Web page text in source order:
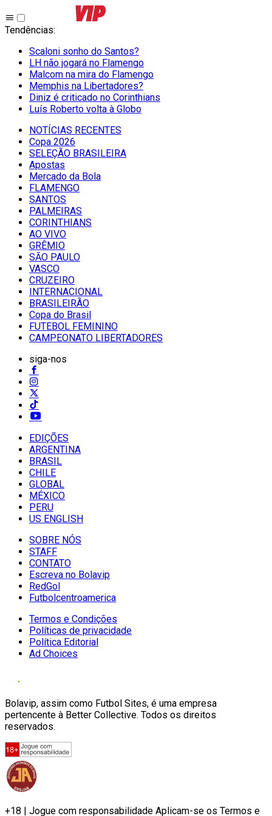
Tendências:
Scaloni sonho do Santos?
LH não jogará no Flamengo
Malcom na mira do Flamengo
Memphis na Libertadores?
Diniz é criticado no Corinthians
Luís Roberto volta à Globo
NOTÍCIAS RECENTES
Copa 2026
SELEÇÃO BRASILEIRA
Apostas
Mercado da Bola
FLAMENGO
SANTOS
PALMEIRAS
CORINTHIANS
AO VIVO
GRÊMIO
SĀO PAULO
VASCO
CRUZEIRO
INTERNACIONAL
BRASILEIRÃO
Copa do Brasil
FUTEBOL FEMININO
CAMPEONATO LIBERTADORES
siga-nos
EDIÇÕES
ARGENTINA
BRASIL
CHILE
GLOBAL
MÉXICO
PERU
US ENGLISH
SOBRE NÓS
STAFF
CONTATO
Escreva no Bolavip
RedGol
Futbolcentroamerica
Termos e Condições
Políticas de privacidade
Política Editorial
Ad Choices
Bolavip, assim como Futbol Sites, é uma empresa
pertencente à Better Collective. Todos os direitos
reservados.
+18 | Jogue com responsabilidade Aplicam-se os Termos e